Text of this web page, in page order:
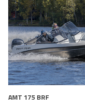
AMT 175 BRF